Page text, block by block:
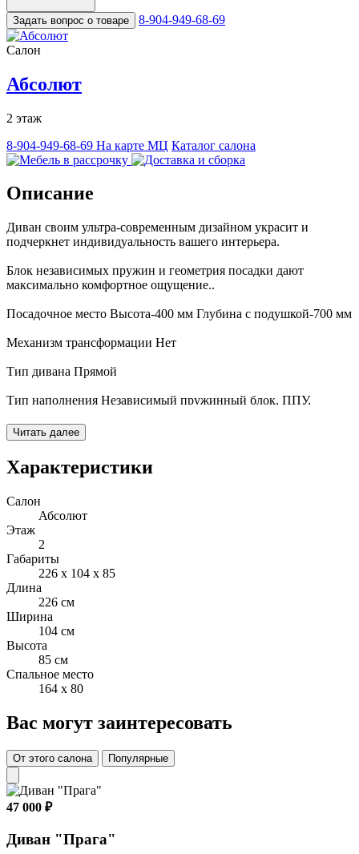
Задать вопрос о товаре 8-904-949-68-69
Салон
Абсолют
2 этаж
8-904-949-68-69 На карте МЦ Каталог салона
Описание
Диван своим ультра-современным дизайном украсит и
подчеркнет индивидуальность вашего интерьера.
Блок независимых пружин и геометрия посадки дают
максимально комфортное ощущение..
Посадочное место Высота-400 мм Глубина с подушкой-700 мм
Механизм трансформации Нет
Тип дивана Прямой
Тип наполнения Независимый пружинный блок, ППУ,
Каркас Брус хвойных пород дерева
Наполнитель подушек Холлофайбер высшего сорта
Бельевой ящик Нет
Съёмный чехол Нет
Декоративные подушки Нет
Вариант доставки В разобранном виде
Вес; объем 92 кг; 1,05 м3
Читать далее
Характеристики
Салон
Абсолют
Этаж
2
Габариты
226 x 104 x 85
Длина
226 см
Ширина
104 см
Высота
85 см
Спальное место
164 x 80
Вас могут заинтересовать
От этого салона Популярные
47 000 ₽
Диван "Прага"